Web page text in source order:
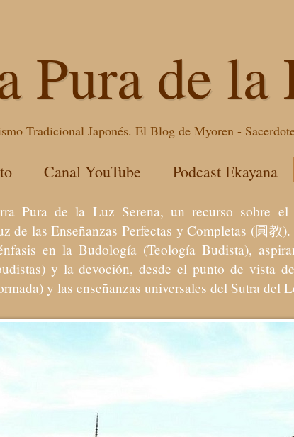
Pura de la
Tradicional Japonés. El Blog de Myoren -
Canal YouTube Podcast Ekayana
Pura de la Luz Serena, un recurso sobre
de las Enseñanzas Perfectas y Completas (圓
en la Budología (Teología Budista),
y la devoción, desde el punto de vista
y las enseñanzas universales del Sutra del